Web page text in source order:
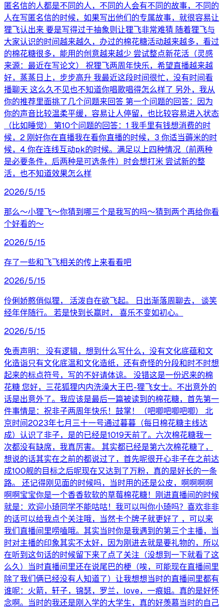
匿名信的人都是不同的人，不同的人会有不同的故事，不同的
人在写匿名信的时候，如果写出他们的专属故事，就很容易让
狸飞认出来 要是写得过于抽象则让狸飞非常难猜 随着狸飞与
大家认识的时间越来越久，办过的棉花糖活动越来越多，看过
的棉花糖很多，能用的创意越来越少 尝试整点新花活（灵感
来源：最近在写论文） 祝狸飞两周年快乐，希望直播越来越
好，蒸蒸日上，步步高升 我最近这段时间很忙，没有时间看
播聊天 这么久不见也不知道你唱歌唱得怎么样了 另外，我从
你的推荐里面挑了几个问题来回答 第一个问题的回答：因为
你的声音比较温柔平缓，容易让人停留，也比较容易进入状态
（比如睡觉） 第10个问题的回答：1 我手里有钱想消费的时
候，2 刚好你在直播我在看你直播的时候，3 你适当薅米的时
候，4 你在连线互动pk的时候。满足以上四种情况（前两种
是必要条件，后两种是可选条件）时会想打米 尝试新的整
活，也不知道效果怎么样
2026/5/15
那么～小狸飞～你猜到哪三个是我写的吗～猜到两个再给你看
个好看的～
2026/5/15
存了一些和飞飞相关的传上来看看吧
2026/5/15
伶俐娇憨俏似狸， 活泼自在欲飞起。 日出渐落周聊去， 谈笑
经年伴随行。 若是快到长赢时， 喜乐不变如初心。
2026/5/15
免责声明： 没有逻辑，想到什么写什么，没有文化底蕴和文
化造诣只有文化底温和文化造纸，还有奇怪的分段和时不时想
起来的标点符号，写的不好请体谅。 没错这是一份迟来的棉
花糖 您好，三花狐狸内内洗澡大王巴-狸飞女士。不出意外的
话是出意外了。我应该是最后一篇被读到的棉花糖，首先第一
件事情是：祝非子两周年快乐！鼓掌！（吧唧吧唧吧唧） 北
京时间2023年七月三十一号通过暮暮（每日棉花糖主线达
成）认识了非子，是的已经是1019天前了。六次棉花糖我一
次都没有缺席，我真厉害。 其实都已经是第六次棉花糖了，
想说的话其实在之前的都说过了，首先呢很开心非子在之前达
成100舰的目标之后呢现在又达到了万粉，真的是好长的一条
路。 还记得刚见面的时候吗，当时用的还是公皮，啊啊啊啊
啊啊宝宝你是一个香香软软的草莓棉花糖！刚进直播间的时候
就是：欢迎小琦同学不能咕咕！我可以叫你小琦吗？喜欢非非
的话可以给我点个关注哦，当然卡个牌子就更好了 ，可以来
我们直播间里唠嗑哦。其实当时你是我遇到的第三个主播，当
时对主播的印象其实不太好，因为刚进去就是要礼物的，所以
在听到这句话的时候留下来了点了关注（没想到一下就看了这
么久）当时直播间里还在说尾巴的梗（唉，可能现在直播间里
除了我们俩已经没有人知道了）让我想想当时的直播间里都有
谁呢：火箭，轩子，锦瑟，罗兰，love，一痕姐。真的是好怀
念啊。当时的我还是刚入学的大学生，真的好羡慕当时的自己